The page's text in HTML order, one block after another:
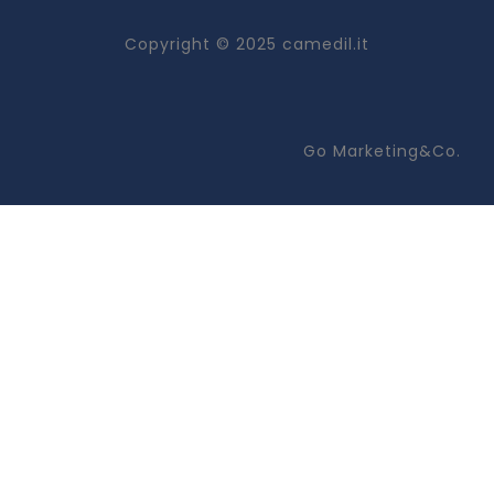
Copyright © 2025 camedil.it
Go Marketing&Co.